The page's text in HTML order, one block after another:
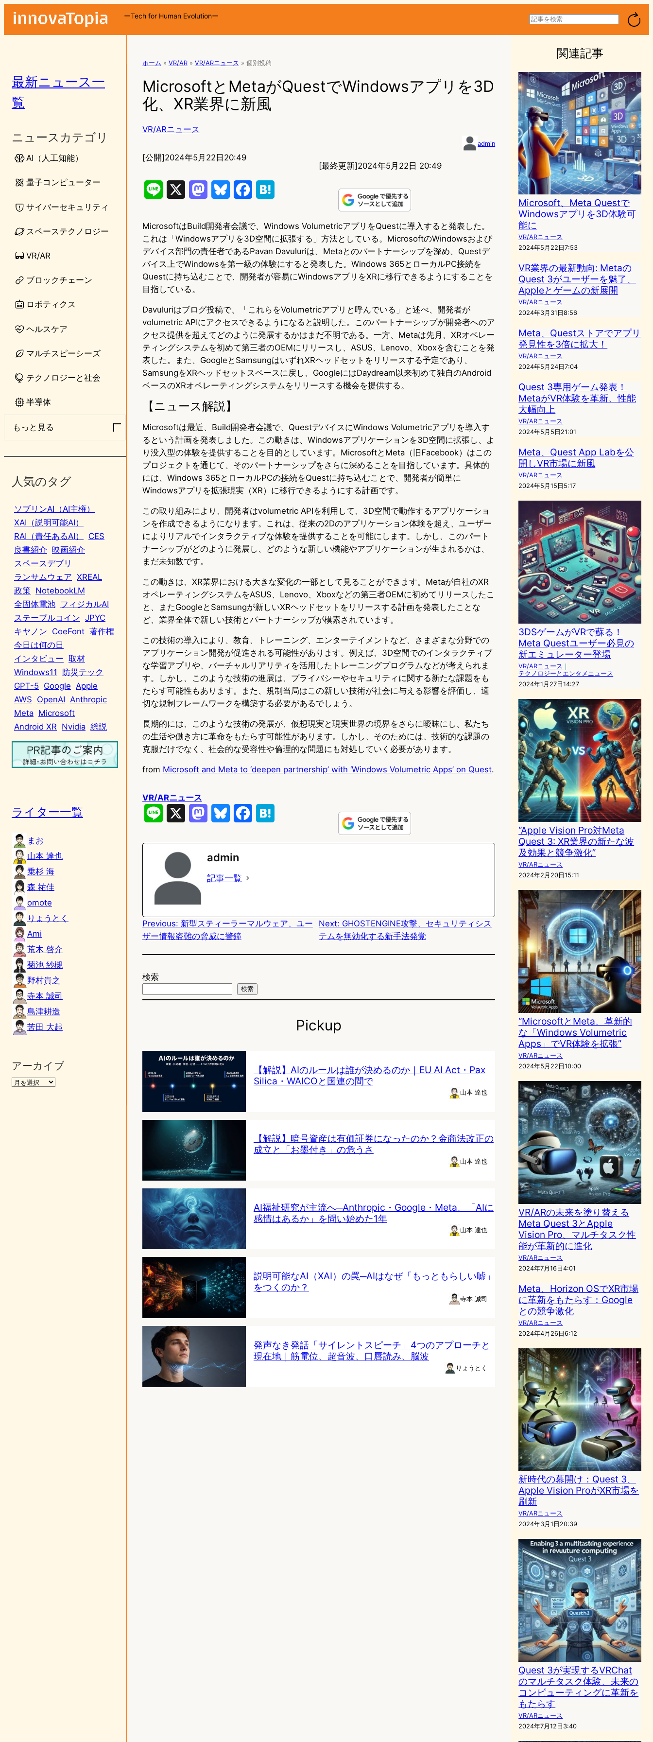
ーTech for Human Evolutionー
検
索
最新ニュース一
覧
ニュースカテゴリ
AI（人工知能）
量子コンピューター
サイバーセキュリティ
スペーステクノロジー
VR/AR
ブロックチェーン
ロボティクス
ヘルスケア
マルチスピーシーズ
テクノロジーと社会
半導体
もっと見る
人気のタグ
ソブリンAI（AI主権）
XAI（説明可能AI）
RAI（責任あるAI）
CES
良書紹介 映画紹介
スペースデブリ
ランサムウェア XREAL
政策 NotebookLM
全固体電池 フィジカルAI
ステーブルコイン JPYC
キヤノン CoeFont 著作権
今日は何の日
インタビュー 取材
Windows11
防災テック
GPT-5 Google Apple
AWS OpenAI Anthropic
Meta Microsoft
Android XR Nvidia 総説
ライター一覧
まお
山本 達也
乗杉 海
森 祐佳
omote
りょうとく
Ami
荒木 啓介
菊池 紗槻
野村貴之
寺本 誠司
島津耕造
苦田 大起
アーカイブ
ホーム » VR/AR » VR/ARニュース » 個別投稿
MicrosoftとMetaがQuestでWindowsアプリを3D
化、XR業界に新風
VR/ARニュース
admin
[公開]2024年5月22日20:49
[最終更新]2024年5月22日 20:49
n
e
s
t
o
d
n
u
e
s
k
c
e
b
o
k
t
e
n
a
MicrosoftはBuild開発者会議で、Windows VolumetricアプリをQuestに導入すると発表した。
これは「Windowsアプリを3D空間に拡張する」方法としている。MicrosoftのWindowsおよび
デバイス部門の責任者であるPavan Davuluriは、Metaとのパートナーシップを深め、Questデ
バイス上でWindowsを第一級の体験にすると発表した。Windows 365とローカルPC接続を
Questに持ち込むことで、開発者が容易にWindowsアプリをXRに移行できるようにすることを
目指している。
Davuluriはブログ投稿で、「これらをVolumetricアプリと呼んでいる」と述べ、開発者が
volumetric APIにアクセスできるようになると説明した。このパートナーシップが開発者へのア
クセス提供を超えてどのように発展するかはまだ不明である。一方、Metaは先月、XRオペレー
ティングシステムを初めて第三者のOEMにリリースし、ASUS、Lenovo、Xboxを含むことを発
表した。また、GoogleとSamsungはいずれXRヘッドセットをリリースする予定であり、
SamsungをXRヘッドセットスペースに戻し、GoogleにはDaydream以来初めて独自のAndroid
ベースのXRオペレーティングシステムをリリースする機会を提供する。
【ニュース解説】
Microsoftは最近、Build開発者会議で、QuestデバイスにWindows Volumetricアプリを導入す
るという計画を発表しました。この動きは、Windowsアプリケーションを3D空間に拡張し、よ
り没入型の体験を提供することを目的としています。MicrosoftとMeta（旧Facebook）はこの
プロジェクトを通じて、そのパートナーシップをさらに深めることを目指しています。具体的
には、Windows 365とローカルPCの接続をQuestに持ち込むことで、開発者が簡単に
Windowsアプリを拡張現実（XR）に移行できるようにする計画です。
この取り組みにより、開発者はvolumetric APIを利用して、3D空間で動作するアプリケーショ
ンを作成できるようになります。これは、従来の2Dのアプリケーション体験を超え、ユーザー
によりリアルでインタラクティブな体験を提供することを可能にします。しかし、このパート
ナーシップがどのように発展し、どのような新しい機能やアプリケーションが生まれるかは、
まだ未知数です。
この動きは、XR業界における大きな変化の一部として見ることができます。Metaが自社のXR
オペレーティングシステムをASUS、Lenovo、Xboxなどの第三者OEMに初めてリリースしたこ
と、またGoogleとSamsungが新しいXRヘッドセットをリリースする計画を発表したことな
ど、業界全体で新しい技術とパートナーシップが模索されています。
この技術の導入により、教育、トレーニング、エンターテイメントなど、さまざまな分野での
アプリケーション開発が促進される可能性があります。例えば、3D空間でのインタラクティブ
な学習アプリや、バーチャルリアリティを活用したトレーニングプログラムなどが考えられま
す。しかし、このような技術の進展は、プライバシーやセキュリティに関する新たな課題をも
たらす可能性もあります。また、規制当局はこの新しい技術が社会に与える影響を評価し、適
切な規制フレームワークを構築する必要があるでしょう。
長期的には、このような技術の発展が、仮想現実と現実世界の境界をさらに曖昧にし、私たち
の生活や働き方に革命をもたらす可能性があります。しかし、そのためには、技術的な課題の
克服だけでなく、社会的な受容性や倫理的な問題にも対処していく必要があります。
from Microsoft and Meta to ‘deepen partnership’ with ‘Windows Volumetric Apps’ on Quest.
VR/ARニュース
e
o
n
y
o
admin
記事一覧
Previous: 新型スティーラーマルウェア、ユー
ザー情報盗難の脅威に警鐘
Next: GHOSTENGINE攻撃、セキュリティシス
テムを無効化する新手法発覚
検索
検索
Pickup
【解説】AIのルールは誰が決めるのか｜EU AI Act・Pax
Silica・WAICOと国連の間で
山本 達也
【解説】暗号資産は有価証券になったのか？金商法改正の
成立と「お墨付き」の危うさ
山本 達也
AI福祉研究が主流へ─Anthropic・Google・Meta、「AIに
感情はあるか」を問い始めた1年
山本 達也
説明可能なAI（XAI）の罠─AIはなぜ「もっともらしい嘘」
をつくのか？
寺本 誠司
発声なき発話「サイレントスピーチ」4つのアプローチと
現在地｜筋電位、超音波、口唇読み、脳波
りょうとく
関連記事
Microsoft、Meta Questで
Windowsアプリを3D体験可
能に
VR/ARニュース
2024年5月22日7:53
VR業界の最新動向: Metaの
Quest 3がユーザーを魅了、
Appleとゲームの新展開
VR/ARニュース
2024年3月31日8:56
Meta、Questストアでアプリ
発見性を3倍に拡大！
VR/ARニュース
2024年5月24日7:04
Quest 3専用ゲーム発表！
MetaがVR体験を革新、性能
大幅向上
VR/ARニュース
2024年5月5日21:01
Meta、Quest App Labを公
開しVR市場に新風
VR/ARニュース
2024年5月15日5:17
3DSゲームがVRで蘇る！
Meta Questユーザー必見の
新エミュレーター登場
VR/ARニュース ｜
テクノロジーとエンタメニュース
2024年1月27日14:27
“Apple Vision Pro対Meta
Quest 3: XR業界の新たな波
及効果と競争激化”
VR/ARニュース
2024年2月20日15:11
“MicrosoftとMeta、革新的
な「Windows Volumetric
Apps」でVR体験を拡張”
VR/ARニュース
2024年5月22日10:00
VR/ARの未来を塗り替える
Meta Quest 3とApple
Vision Pro、マルチタスク性
能が革新的に進化
VR/ARニュース
2024年7月16日4:01
Meta、Horizon OSでXR市場
に革新をもたらす：Google
との競争激化
VR/ARニュース
2024年4月26日6:12
新時代の幕開け：Quest 3、
Apple Vision ProがXR市場を
刷新
VR/ARニュース
2024年3月1日20:39
Quest 3が実現するVRChat
のマルチタスク体験、未来の
コンピューティングに革新を
もたらす
VR/ARニュース
2024年7月12日3:40